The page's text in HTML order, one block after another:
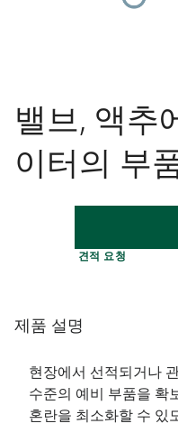
밸브, 액추
이터의 부
견적 요청
제품 설명
현장에서 선적되거나
수준의 예비 부품을 확
혼란을 최소화할 수 있